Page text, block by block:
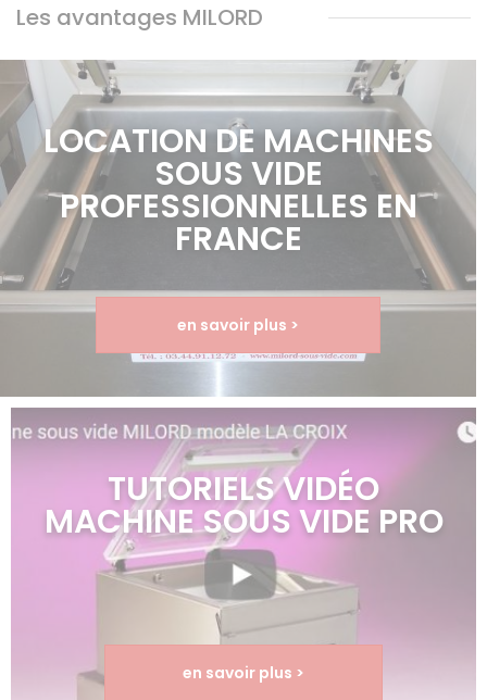
Les avantages MILORD
LOCATION DE MACHINES
SOUS VIDE
PROFESSIONNELLES EN
FRANCE
en savoir plus >
TUTORIELS VIDÉO
MACHINE SOUS VIDE PRO
en savoir plus >